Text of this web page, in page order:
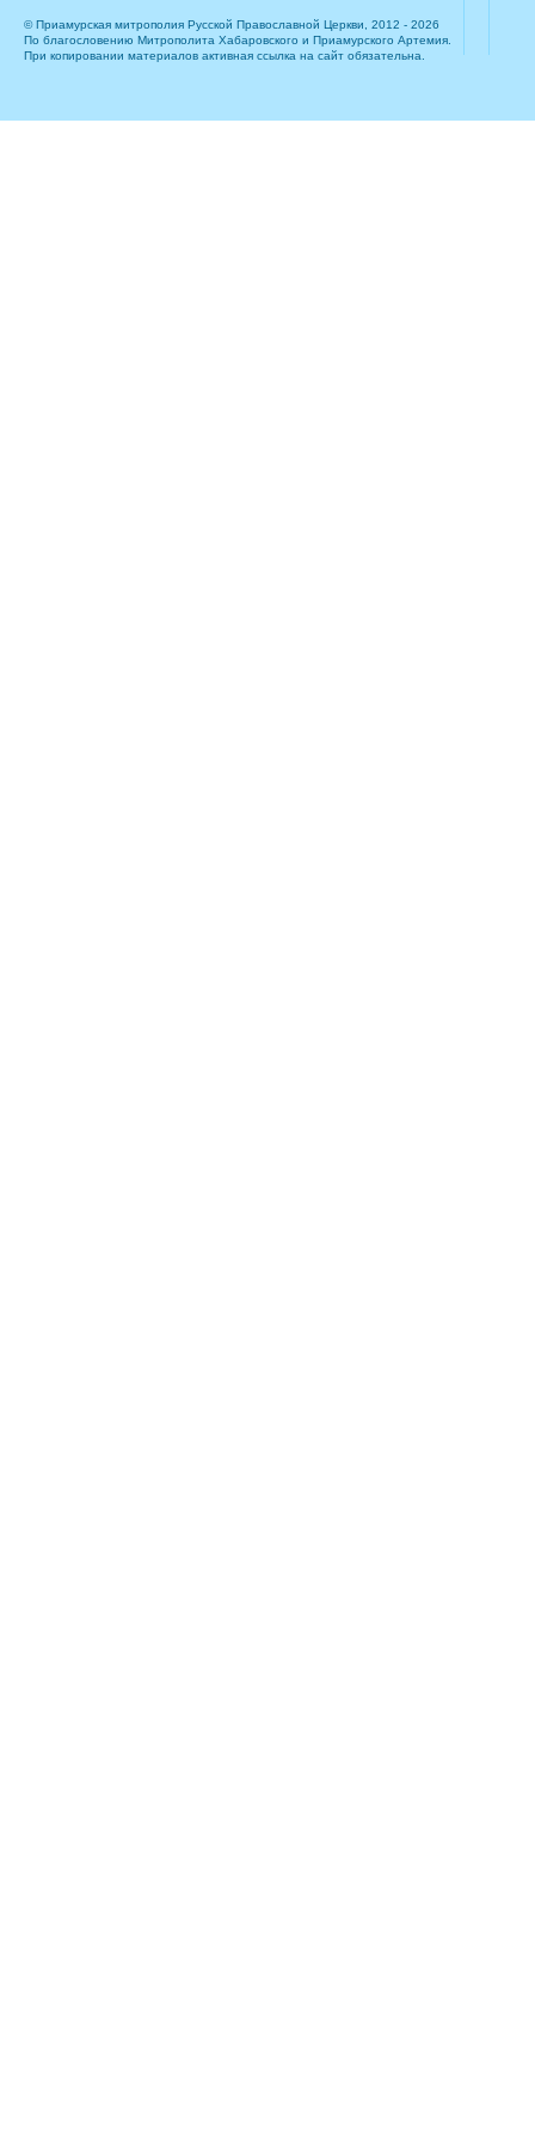
© Приамурская митрополия Русской Православной Церкви, 2012 - 2026
По благословению Митрополита Хабаровского и Приамурского Артемия.
При копировании материалов активная ссылка на сайт обязательна.